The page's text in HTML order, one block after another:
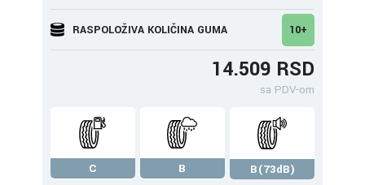
RASPOLOŽIVA KOLIČINA GUMA 10+
14.509 RSD
sa PDV-om
C B
B(73dB)